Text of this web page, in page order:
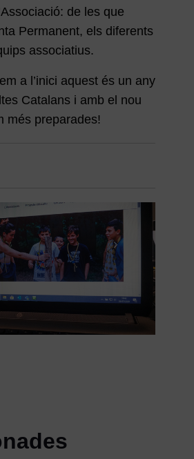
de les que
Permanent, els diferents
associatius.
a l’inici aquest és un any
Catalans i amb el nou
més preparades!